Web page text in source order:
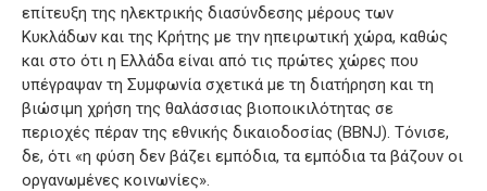
επίτευξη της ηλεκτρικής διασύνδεσης μέρους των
Κυκλάδων και της Κρήτης με την ηπειρωτική χώρα, καθώς
και στο ότι η Ελλάδα είναι από τις πρώτες χώρες που
υπέγραψαν τη Συμφωνία σχετικά με τη διατήρηση και τη
βιώσιμη χρήση της θαλάσσιας βιοποικιλότητας σε
περιοχές πέραν της εθνικής δικαιοδοσίας (BBNJ). Τόνισε,
δε, ότι «η φύση δεν βάζει εμπόδια, τα εμπόδια τα βάζουν οι
οργανωμένες κοινωνίες».